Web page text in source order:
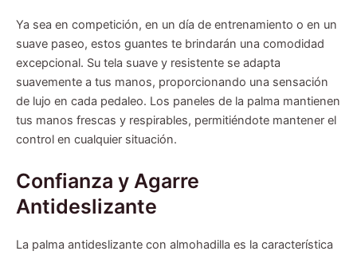
Ya sea en competición, en un día de entrenamiento o en un
suave paseo, estos guantes te brindarán una comodidad
excepcional. Su tela suave y resistente se adapta
suavemente a tus manos, proporcionando una sensación
de lujo en cada pedaleo. Los paneles de la palma mantienen
tus manos frescas y respirables, permitiéndote mantener el
control en cualquier situación.
Confianza y Agarre
Antideslizante
La palma antideslizante con almohadilla es la característica